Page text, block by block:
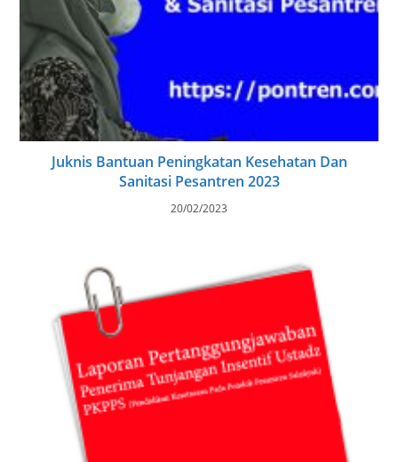
Juknis Bantuan Peningkatan Kesehatan Dan
Sanitasi Pesantren 2023
20/02/2023